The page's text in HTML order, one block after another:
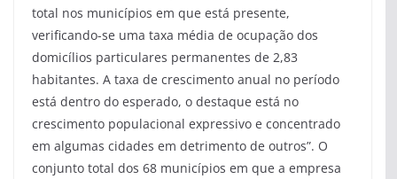
total nos municípios em que está presente,
verificando-se uma taxa média de ocupação dos
domicílios particulares permanentes de 2,83
habitantes. A taxa de crescimento anual no período
está dentro do esperado, o destaque está no
crescimento populacional expressivo e concentrado
em algumas cidades em detrimento de outros”. O
conjunto total dos 68 municípios em que a empresa